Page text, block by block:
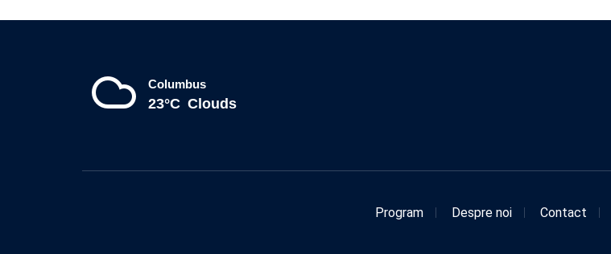
Columbus
23°C Clouds
Program Despre noi Contact